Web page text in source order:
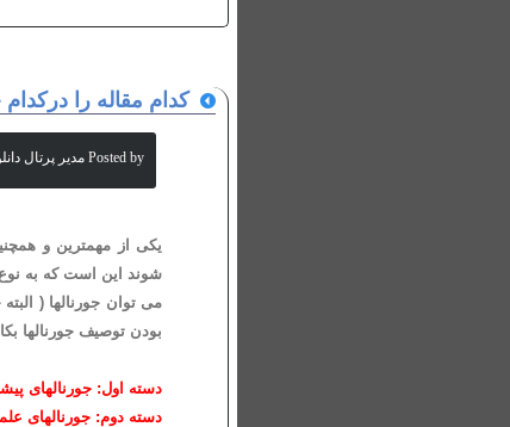
كدام مقاله را
Posted by مدیر پرتال دانلود مقالات علمی
یکی از مهمترین و
شوند این است که به
می توان جورنالها (
بودن توصیف جورنالها
دسته اول: جورنالهای
دسته دوم: جورنالهای